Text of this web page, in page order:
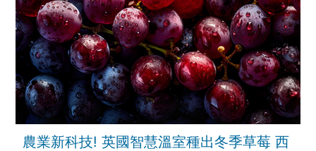
農業新科技! 英國智慧溫室種出冬季草莓 西